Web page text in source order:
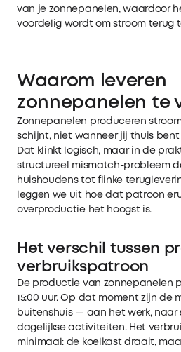
van je zonnepanelen, waardoor
voordelig wordt om stroom terug
Waarom leveren
zonnepanelen te
Zonnepanelen produceren
schijnt, niet wanneer jij thuis bent
Dat klinkt logisch, maar in de
structureel mismatch-probleem
huishoudens tot flinke
leggen we uit hoe dat patroon
overproductie het hoogst is.
Het verschil tussen
verbruikspatroon
De productie van zonnepanelen
15:00 uur. Op dat moment zijn de
buitenshuis — aan het werk, naar
dagelijkse activiteiten. Het
minimaal: de koelkast draait,